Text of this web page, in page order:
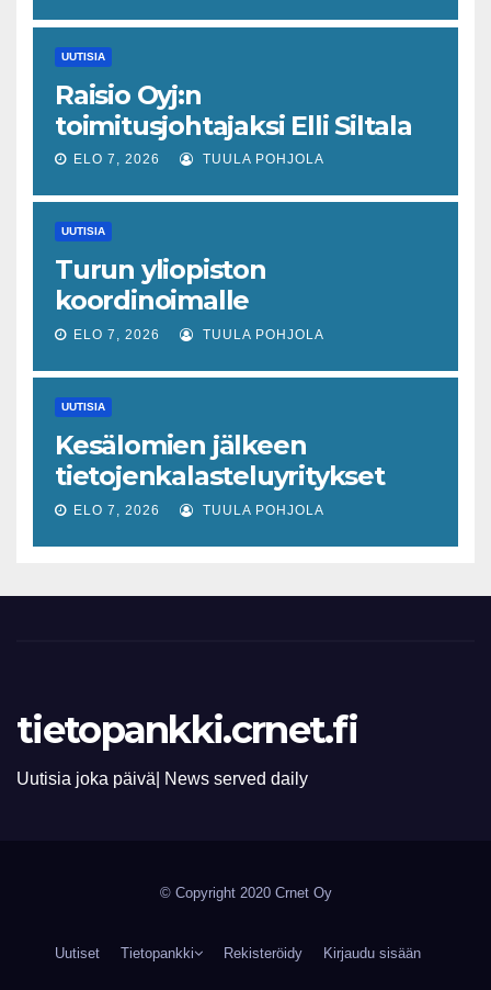
piristymistä
UUTISIA
Raisio Oyj:n
toimitusjohtajaksi Elli Siltala
ELO 7, 2026 TUULA POHJOLA
UUTISIA
Turun yliopiston
koordinoimalle
tohtoriverkostolle 4,4
tulevaisuuden virusuhkien
varhaiseen tunnistamiseen
ELO 7, 2026 TUULA POHJOLA
UUTISIA
Kesälomien jälkeen
tietojenkalasteluyritykset
lisääntyvät
ELO 7, 2026 TUULA POHJOLA
tietopankki.crnet.fi
Uutisia joka päivä| News served daily
© Copyright 2020 Crnet Oy
Uutiset Tietopankki Rekisteröidy Kirjaudu sisään